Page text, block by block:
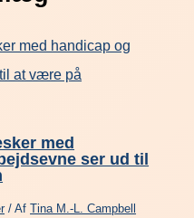
med
ser ud til
/ AfTina M.-L. Campbell